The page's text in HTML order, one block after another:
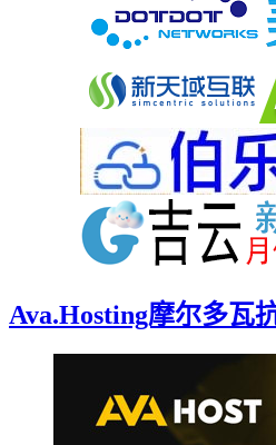
Ava.Hosting摩尔多瓦